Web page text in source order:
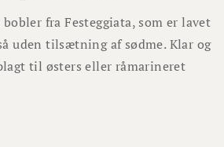
fra Festeggiata, som er lavet
uden tilsætning af sødme. Klar og
til østers eller råmarineret